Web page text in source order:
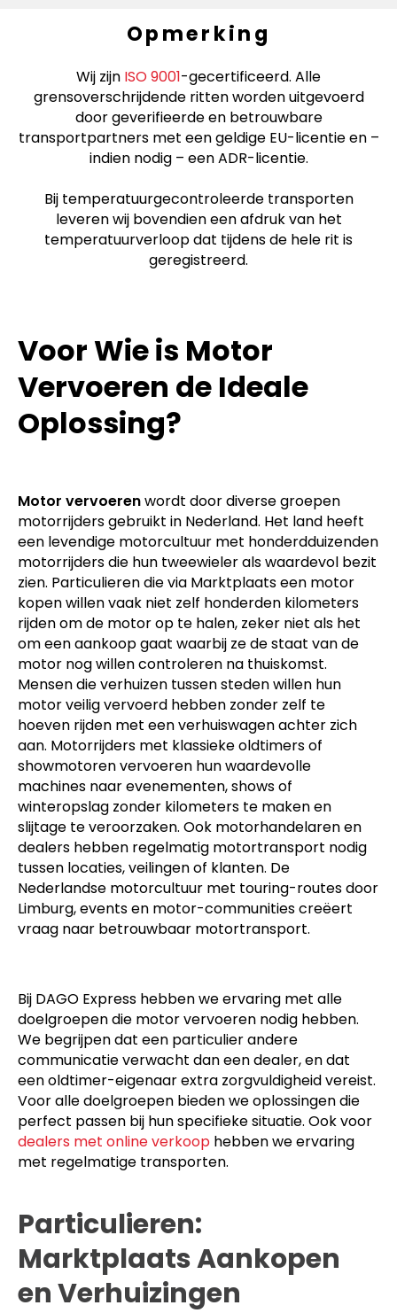
Opmerking
Wij zijn ISO 9001-gecertificeerd. Alle
grensoverschrijdende ritten worden uitgevoerd
door geverifieerde en betrouwbare
transportpartners met een geldige EU-licentie en –
indien nodig – een ADR-licentie.
Bij temperatuurgecontroleerde transporten
leveren wij bovendien een afdruk van het
temperatuurverloop dat tijdens de hele rit is
geregistreerd.
Voor Wie is Motor
Vervoeren de Ideale
Oplossing?
Motor vervoerenwordt door diverse groepen
motorrijders gebruikt in Nederland. Het land heeft
een levendige motorcultuur met honderdduizenden
motorrijders die hun tweewieler als waardevol bezit
zien. Particulieren die via Marktplaats een motor
kopen willen vaak niet zelf honderden kilometers
rijden om de motor op te halen, zeker niet als het
om een aankoop gaat waarbij ze de staat van de
motor nog willen controleren na thuiskomst.
Mensen die verhuizen tussen steden willen hun
motor veilig vervoerd hebben zonder zelf te
hoeven rijden met een verhuiswagen achter zich
aan. Motorrijders met klassieke oldtimers of
showmotoren vervoeren hun waardevolle
machines naar evenementen, shows of
winteropslag zonder kilometers te maken en
slijtage te veroorzaken. Ook motorhandelaren en
dealers hebben regelmatig motortransport nodig
tussen locaties, veilingen of klanten. De
Nederlandse motorcultuur met touring-routes door
Limburg, events en motor-communities creëert
vraag naar betrouwbaar motortransport.
Bij DAGO Express hebben we ervaring met alle
doelgroepen die motor vervoeren nodig hebben.
We begrijpen dat een particulier andere
communicatie verwacht dan een dealer, en dat
een oldtimer-eigenaar extra zorgvuldigheid vereist.
Voor alle doelgroepen bieden we oplossingen die
perfect passen bij hun specifieke situatie. Ook voor
dealers met online verkoop hebben we ervaring
met regelmatige transporten.
Particulieren:
Marktplaats Aankopen
en Verhuizingen